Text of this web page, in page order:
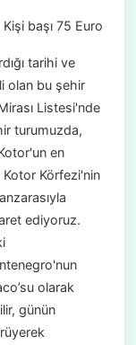
başı 75 Euro
tarihi ve
olan bu şehir
Listesi'nde
turumuzda,
en
Kotor Körfezi'nin
ediyoruz.
olarak
günün